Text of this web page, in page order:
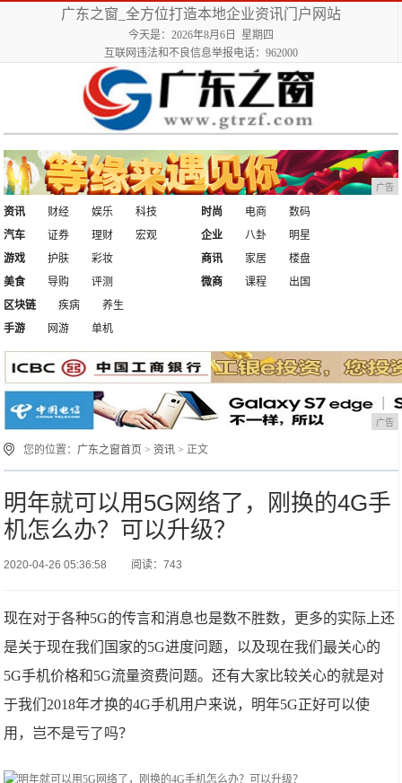
广东之窗_全方位打造本地企业资讯门户网站
今天是：2026年8月6日 星期四
互联网违法和不良信息举报电话：962000
广告
资讯 财经 娱乐
科技
汽车
证券 理财 宏观
时尚 电商
数码
企业
八卦
明星
游戏
护肤
彩妆
美食
导购 评测
商讯 家居
楼盘
微商
课程
出国
区块链
疾病
养生
手游
网游 单机
广告
您的位置： 广东之窗首页 >资讯 > 正文
明年就可以用5G网络了，刚换的4G手
机怎么办？可以升级？
2020-04-26 05:36:58 阅读：743
现在对于各种5G的传言和消息也是数不胜数，更多的实际上还
是关于现在我们国家的5G进度问题，以及现在我们最关心的
5G手机价格和5G流量资费问题。还有大家比较关心的就是对
于我们2018年才换的4G手机用户来说，明年5G正好可以使
用，岂不是亏了吗？